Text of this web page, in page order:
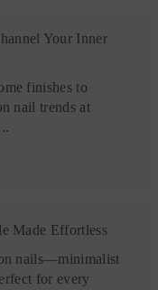
Your Inner
finishes to
nail trends at
Made Effortless
nails—minimalist
for every